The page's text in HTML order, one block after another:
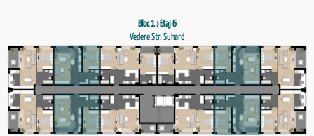
Bloc 1 › Etaj 6
Vedere Str. Suhard